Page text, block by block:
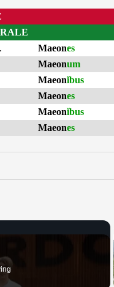
Maeones
Maeonum
Maeonĭbus
Maeones
Maeonĭbus
Maeones